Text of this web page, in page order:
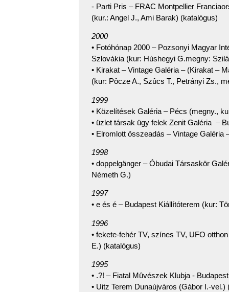
- Parti Pris – FRAC Montpellier
(kur.: Angel J., Ami Barak) (katalógus)
2000
• Fotóhónap 2000 – Pozsonyi Magyar
Szlovákia (kur: Húshegyi G.megny:
• Kirakat – Vintage Galéria – (Kirakat –
(kur: Pôcze A., Szûcs T., Petrányi Zs.,
1999
• Közelítések Galéria – Pécs (megny.,
• üzlet társak ügy felek Zenit Galéria –
• Elromlott összeadás – Vintage
1998
• doppelgänger – Óbudai Társaskör
Németh G.)
1997
• e és é – Budapest Kiállítóterem (kur:
1996
• fekete-fehér TV, színes TV, UFO
E.) (katalógus)
1995
• .?! – Fiatal Mûvészek Klubja - Budapest
• Uitz Terem Dunaújváros (Gábor I.-